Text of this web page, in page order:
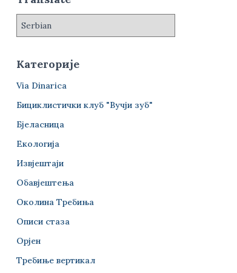
:
Категорије
Via Dinarica
Бициклистички клуб "Вучји зуб"
Бјеласница
Екологија
Извјештаји
Обавјештења
Околина Требиња
Описи стаза
Орјен
Требиње вертикал